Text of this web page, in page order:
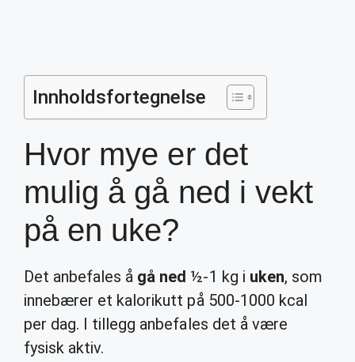
Innholdsfortegnelse
Hvor mye er det
mulig å gå ned i vekt
på en uke?
Det anbefales å gå ned ½-1 kg i uken, som
innebærer et kalorikutt på 500-1000 kcal
per dag. I tillegg anbefales det å være
fysisk aktiv.